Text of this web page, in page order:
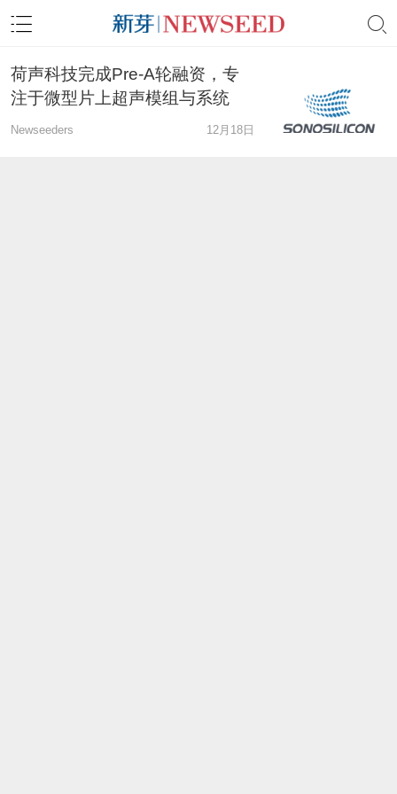
荷声科技完成Pre-A轮融资，专
注于微型片上超声模组与系统
Newseeders 12月18日